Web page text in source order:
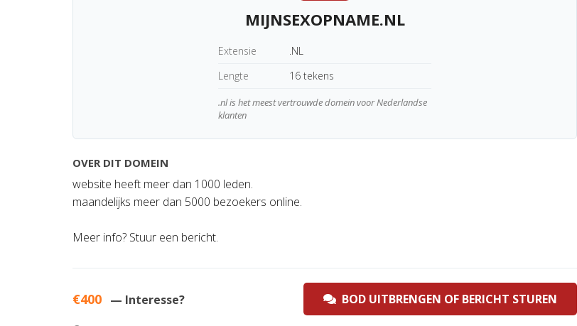
MIJNSEXOPNAME.NL
Extensie
.NL
Lengte
16 tekens
.nl is het meest vertrouwde domein voor Nederlandse
klanten
OVER DIT DOMEIN
website heeft meer dan 1000 leden.
maandelijks meer dan 5000 bezoekers online.
Meer info? Stuur een bericht.
€400 — Interesse? BOD UITBRENGEN OF BERICHT STUREN